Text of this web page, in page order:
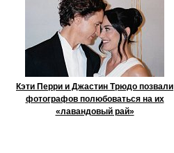
Кэти Перри и Джастин Трюдо позвали
фотографов полюбоваться на их
«лавандовый рай»